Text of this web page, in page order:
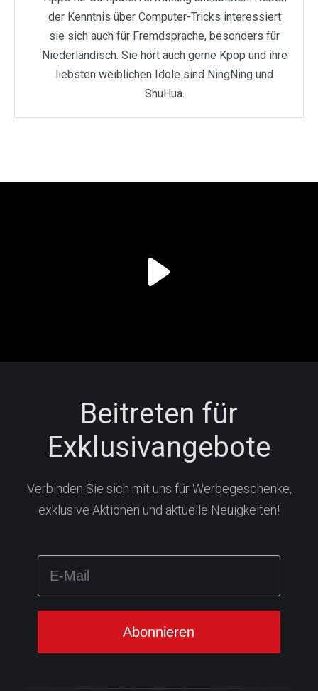
der Kenntnis über Computer-Tricks interessiert
sie sich auch für Fremdsprache, besonders für
Niederländisch. Sie hört auch gerne Kpop und ihre
liebsten weiblichen Idole sind NingNing und
ShuHua.
Beitreten für
Exklusivangebote
Verbinden Sie sich mit uns für Werbegeschenke,
exklusive Aktionen und aktuelle Neuigkeiten!